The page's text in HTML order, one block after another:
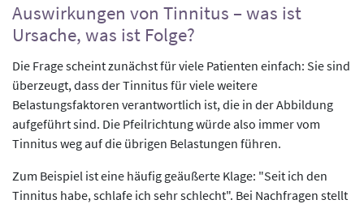
Auswirkungen von Tinnitus – was ist
Ursache, was ist Folge?
Die Frage scheint zunächst für viele Patienten einfach: Sie sind
überzeugt, dass der Tinnitus für viele weitere
Belastungsfaktoren verantwortlich ist, die in der Abbildung
aufgeführt sind. Die Pfeilrichtung würde also immer vom
Tinnitus weg auf die übrigen Belastungen führen.
Zum Beispiel ist eine häufig geäußerte Klage: "Seit ich den
Tinnitus habe, schlafe ich sehr schlecht". Bei Nachfragen stellt